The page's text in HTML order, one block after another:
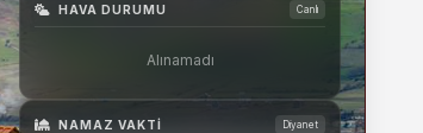
HAVA DURUMU Canlı
Alınamadı
NAMAZ VAKTI Diyanet